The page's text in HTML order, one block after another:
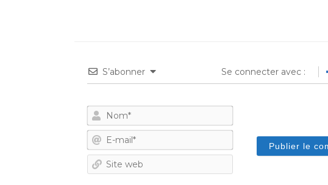
S’abonner Se connecter avec :
Nom*
E-
mail*